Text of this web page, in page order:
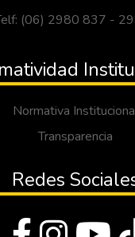
(06) 2980 837 -
Normativa
Transparencia
Redes